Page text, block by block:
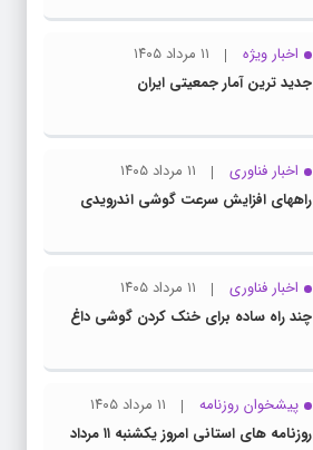
اخبار ویژه
۱۱ مرداد ۱۴۰۵
جدید ترین آمار جمعیتی ایران
اخبار فناوری
۱۱ مرداد ۱۴۰۵
راههای افزایش سرعت گوشی اندرویدی
اخبار فناوری
۱۱ مرداد ۱۴۰۵
چند راه‌ ساده برای خنک کردن گوشی داغ
پیشخوان روزنامه
۱۱ مرداد ۱۴۰۵
روزنامه های استانی امروز یکشنبه ۱۱ مرداد